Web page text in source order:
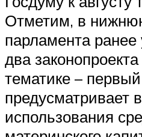
Отметим, в
парламента ранее
два
тематике – первый
предусматривает
использования